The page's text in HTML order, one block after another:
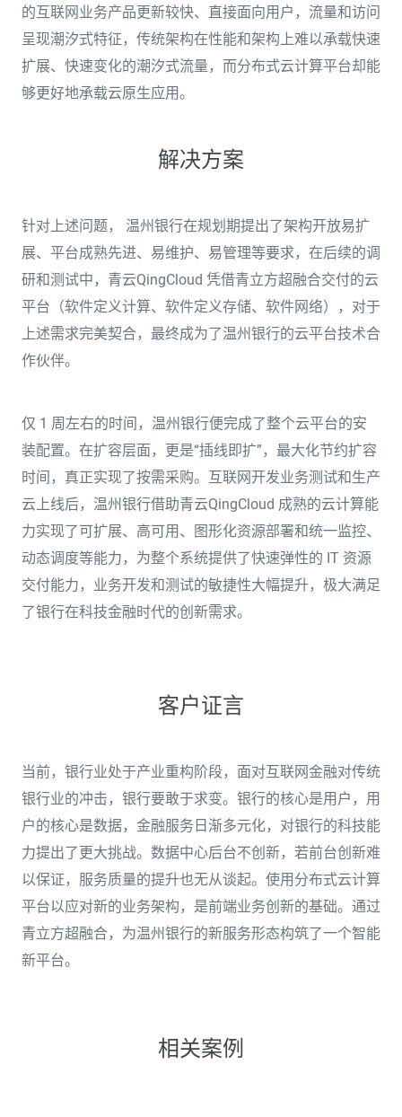
的互联网业务产品更新较快、直接面向用户，流量和访问
呈现潮汐式特征，传统架构在性能和架构上难以承载快速
扩展、快速变化的潮汐式流量，而分布式云计算平台却能
够更好地承载云原生应用。
解决方案
针对上述问题， 温州银行在规划期提出了架构开放易扩
展、平台成熟先进、易维护、易管理等要求，在后续的调
研和测试中，青云QingCloud 凭借青立方超融合交付的云
平台（软件定义计算、软件定义存储、软件网络），对于
上述需求完美契合，最终成为了温州银行的云平台技术合
作伙伴。
仅 1 周左右的时间，温州银行便完成了整个云平台的安
装配置。在扩容层面，更是“插线即扩”，最大化节约扩容
时间，真正实现了按需采购。互联网开发业务测试和生产
云上线后，温州银行借助青云QingCloud 成熟的云计算能
力实现了可扩展、高可用、图形化资源部署和统一监控、
动态调度等能力，为整个系统提供了快速弹性的 IT 资源
交付能力，业务开发和测试的敏捷性大幅提升，极大满足
了银行在科技金融时代的创新需求。
客户证言
当前，银行业处于产业重构阶段，面对互联网金融对传统
银行业的冲击，银行要敢于求变。银行的核心是用户，用
户的核心是数据，金融服务日渐多元化，对银行的科技能
力提出了更大挑战。数据中心后台不创新，若前台创新难
以保证，服务质量的提升也无从谈起。使用分布式云计算
平台以应对新的业务架构，是前端业务创新的基础。通过
青立方超融合，为温州银行的新服务形态构筑了一个智能
新平台。
相关案例